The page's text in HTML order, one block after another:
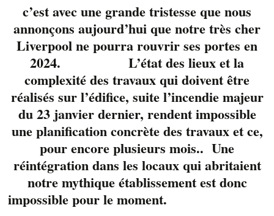
Liverpool à la maison !
Tu connais bien ton
Liverpool? Du 6 au 17
février, participe au
quiz Liverpool dans
ÉNERGIE au travail
avec Luigi et
Létourneau.
À gagner
quotidiennement : 25 $
en chèque-cadeau du
Liverpool.
c’est avec une grande tristesse que nous
annonçons aujourd’hui que notre très cher
Liverpool ne pourra rouvrir ses portes en
2024. L’état des lieux et la
complexité des travaux qui doivent être
réalisés sur l’édifice, suite l’incendie majeur
du 23 janvier dernier, rendent impossible
une planification concrète des travaux et ce,
pour encore plusieurs mois.. Une
réintégration dans les locaux qui abritaient
notre mythique établissement est donc
impossible pour le moment.